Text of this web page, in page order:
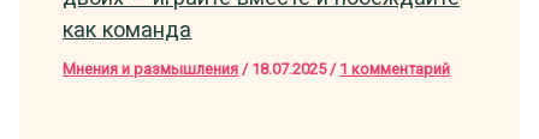
как команда
Мнения и размышления / 18.07.2025/ 1 комментарий